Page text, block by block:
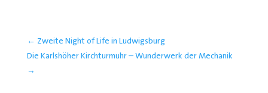
← Zweite Night of Life in Ludwigsburg
Die Karlshöher Kirchturmuhr – Wunderwerk der Mechanik
→